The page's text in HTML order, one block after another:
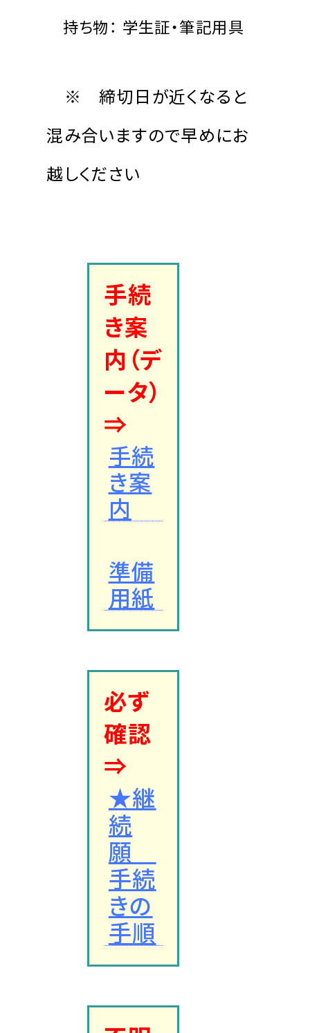
持ち物： 学生証・筆記用具
※ 締切日が近くなると
混み合いますので早めにお
越しください
手続
き案
内（デ
ータ）
⇒
手続
き案
内
準備
用紙
必ず
確認
⇒
★継
続
願
手続
きの
手順